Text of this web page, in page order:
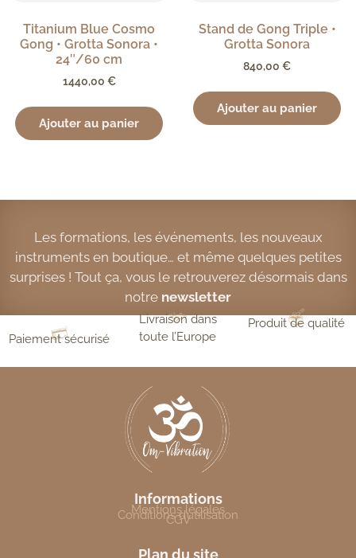
Titanium Blue Cosmo
Gong • Grotta Sonora •
24″/60 cm
1440,00 €
Ajouter au panier
Stand de Gong Triple •
Grotta Sonora
840,00 €
Ajouter au panier
Les formations, les événements, les nouveaux
instruments en boutique… et même quelques petites
surprises ! Tout ça, vous le retrouverez désormais dans
notre newsletter
Paiement sécurisé
Livraison dans
toute l’Europe
Produit de qualité
Informations
Mentions légales
Conditions d’utilisation
CGV
Plan du site